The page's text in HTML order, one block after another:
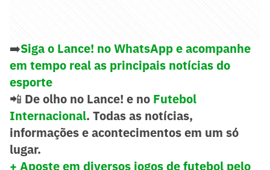
➡️Siga o Lance! no WhatsApp e acompanhe
em tempo real as principais notícias do
esporte
📲 De olho no Lance! e no Futebol
Internacional. Todas as notícias,
informações e acontecimentos em um só
lugar.
+ Aposte em diversos jogos de futebol pelo